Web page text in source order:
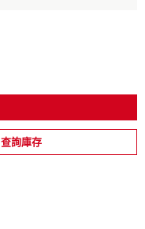
查詢庫存